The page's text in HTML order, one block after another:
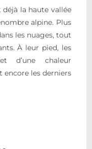
la haute vallée
alpine. Plus
les nuages, tout
À leur pied, les
d’une chaleur
encore les derniers